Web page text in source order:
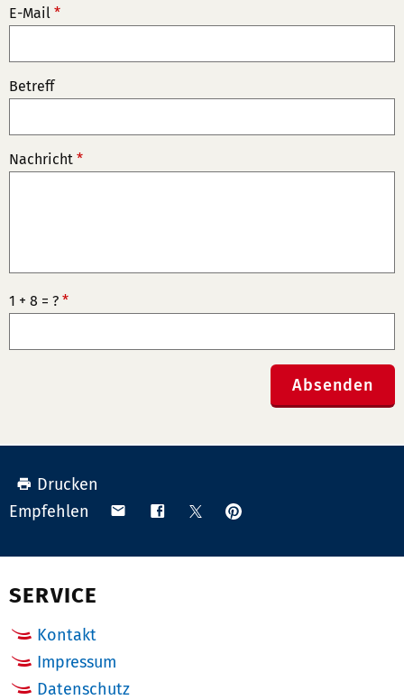
E-Mail *
Betreff
Nachricht *
1 + 8 = ? *
Absenden
Drucken
Empfehlen
Teilen Teilen TeilenAnpinnen
SERVICE
Kontakt
Impressum
Datenschutz